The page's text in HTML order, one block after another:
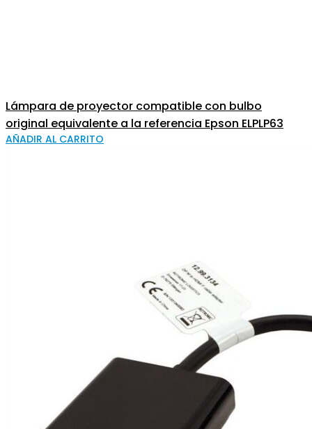
Lámpara de proyector compatible con bulbo
original equivalente a la referencia Epson ELPLP63
AÑADIR AL CARRITO